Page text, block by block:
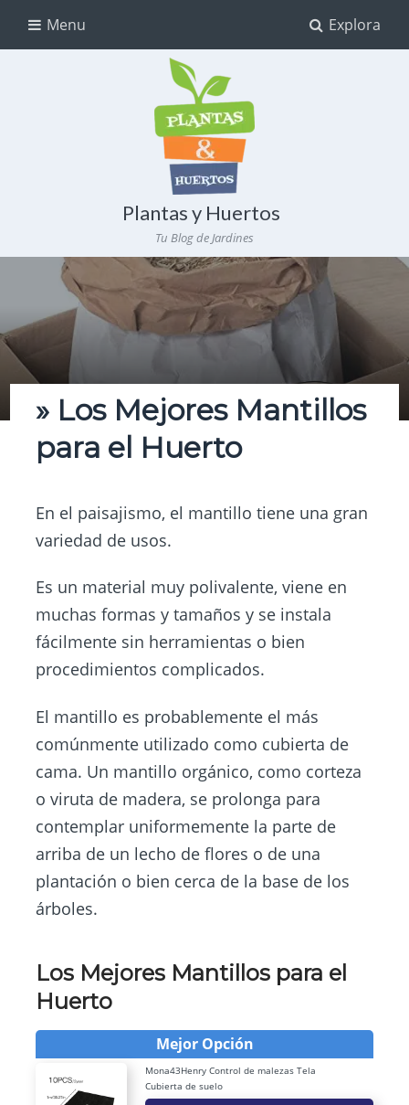
Explora
Menu
Plantas y Huertos
Tu Blog de Jardines
» Los Mejores Mantillos
para el Huerto
En el paisajismo, el mantillo tiene una gran
variedad de usos.
Es un material muy polivalente, viene en
muchas formas y tamaños y se instala
fácilmente sin herramientas o bien
procedimientos complicados.
El mantillo es probablemente el más
comúnmente utilizado como cubierta de
cama. Un mantillo orgánico, como corteza
o viruta de madera, se prolonga para
contemplar uniformemente la parte de
arriba de un lecho de flores o de una
plantación o bien cerca de la base de los
árboles.
Los Mejores Mantillos para el
Huerto
Mejor Opción
Mona43Henry Control de malezas Tela
Cubierta de suelo